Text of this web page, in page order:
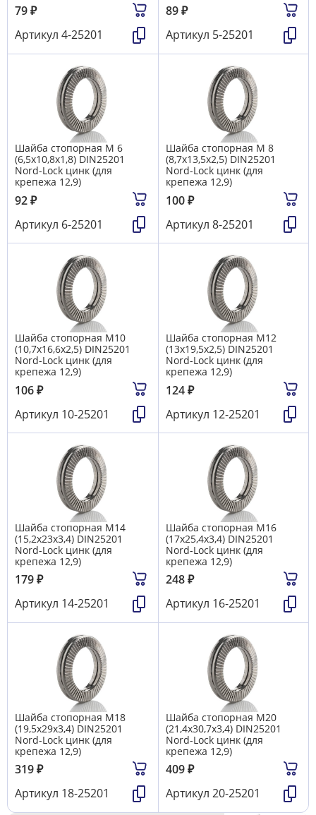
79₽
Артикул 4-25201
89₽
Артикул 5-25201
Шайба стопорная М 6
(6,5х10,8х1,8) DIN25201
Nord-Lock цинк (для
крепежа 12,9)
92₽
Артикул 6-25201
Шайба стопорная М 8
(8,7х13,5х2,5) DIN25201
Nord-Lock цинк (для
крепежа 12,9)
100₽
Артикул 8-25201
Шайба стопорная М10
(10,7х16,6х2,5) DIN25201
Nord-Lock цинк (для
крепежа 12,9)
106₽
Артикул 10-25201
Шайба стопорная М12
(13х19,5х2,5) DIN25201
Nord-Lock цинк (для
крепежа 12,9)
124₽
Артикул 12-25201
Шайба стопорная М14
(15,2х23х3,4) DIN25201
Nord-Lock цинк (для
крепежа 12,9)
179₽
Артикул 14-25201
Шайба стопорная М16
(17х25,4х3,4) DIN25201
Nord-Lock цинк (для
крепежа 12,9)
248₽
Артикул 16-25201
Шайба стопорная М18
(19,5х29х3,4) DIN25201
Nord-Lock цинк (для
крепежа 12,9)
319₽
Артикул 18-25201
Шайба стопорная М20
(21,4х30,7х3,4) DIN25201
Nord-Lock цинк (для
крепежа 12,9)
409₽
Артикул 20-25201